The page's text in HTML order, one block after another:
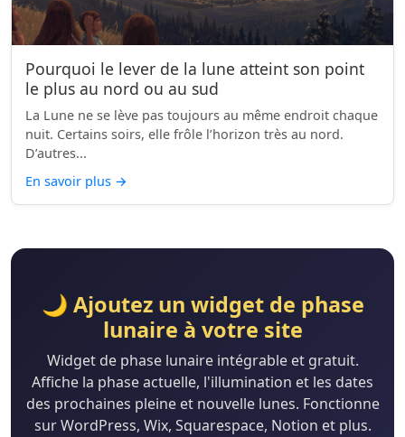
Pourquoi le lever de la lune atteint son point
le plus au nord ou au sud
La Lune ne se lève pas toujours au même endroit chaque
nuit. Certains soirs, elle frôle l’horizon très au nord.
D’autres...
En savoir plus →
🌙 Ajoutez un widget de phase
lunaire à votre site
Widget de phase lunaire intégrable et gratuit.
Affiche la phase actuelle, l'illumination et les dates
des prochaines pleine et nouvelle lunes. Fonctionne
sur WordPress, Wix, Squarespace, Notion et plus.